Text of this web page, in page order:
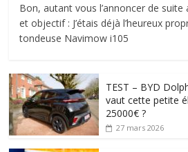
Bon, autant vous l’annoncer de suite
et objectif : J’étais déjà l’heureux
tondeuse Navimow i105
TEST – BYD
vaut cette petite
25000€ ?
27 mars 2026